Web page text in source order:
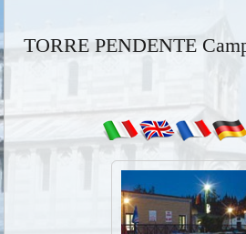
TORRE PENDENTE